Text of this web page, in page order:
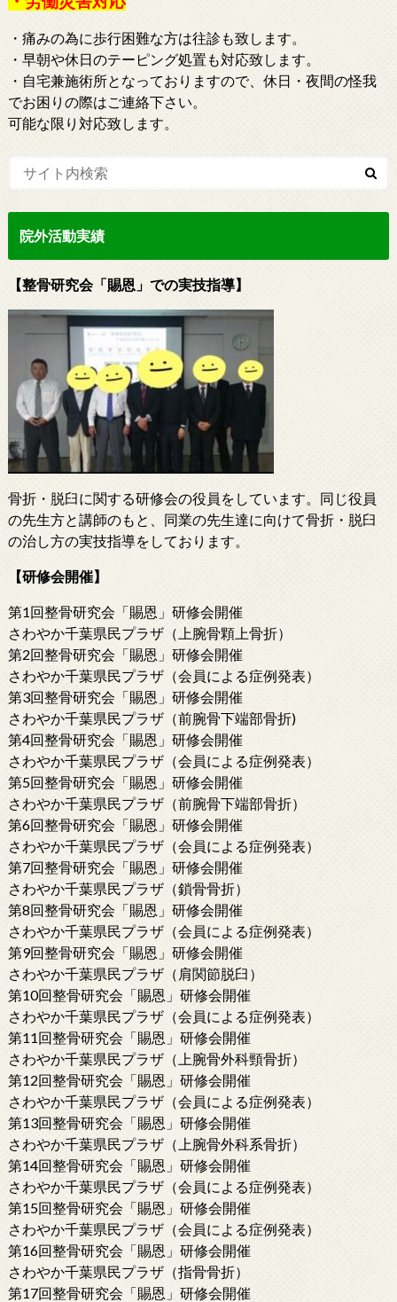
・痛みの為に歩行困難な方は往診も致します。
・早朝や休日のテーピング処置も対応致します。
・自宅兼施術所となっておりますので、休日・夜間の怪我
でお困りの際はご連絡下さい。
可能な限り対応致します。
院外活動実績
【整骨研究会「賜恩」での実技指導】
骨折・脱臼に関する研修会の役員をしています。同じ役員
の先生方と講師のもと、同業の先生達に向けて骨折・脱臼
の治し方の実技指導をしております。
【研修会開催】
第1回整骨研究会「賜恩」研修会開催
さわやか千葉県民プラザ（上腕骨顆上骨折）
第2回整骨研究会「賜恩」研修会開催
さわやか千葉県民プラザ（会員による症例発表）
第3回整骨研究会「賜恩」研修会開催
さわやか千葉県民プラザ（前腕骨下端部骨折)
第4回整骨研究会「賜恩」研修会開催
さわやか千葉県民プラザ（会員による症例発表）
第5回整骨研究会「賜恩」研修会開催
さわやか千葉県民プラザ（前腕骨下端部骨折）
第6回整骨研究会「賜恩」研修会開催
さわやか千葉県民プラザ（会員による症例発表）
第7回整骨研究会「賜恩」研修会開催
さわやか千葉県民プラザ（鎖骨骨折）
第8回整骨研究会「賜恩」研修会開催
さわやか千葉県民プラザ（会員による症例発表）
第9回整骨研究会「賜恩」研修会開催
さわやか千葉県民プラザ（肩関節脱臼）
第10回整骨研究会「賜恩」研修会開催
さわやか千葉県民プラザ（会員による症例発表）
第11回整骨研究会「賜恩」研修会開催
さわやか千葉県民プラザ（上腕骨外科頸骨折）
第12回整骨研究会「賜恩」研修会開催
さわやか千葉県民プラザ（会員による症例発表）
第13回整骨研究会「賜恩」研修会開催
さわやか千葉県民プラザ（上腕骨外科系骨折）
第14回整骨研究会「賜恩」研修会開催
さわやか千葉県民プラザ（会員による症例発表）
第15回整骨研究会「賜恩」研修会開催
さわやか千葉県民プラザ（会員による症例発表）
第16回整骨研究会「賜恩」研修会開催
さわやか千葉県民プラザ（指骨骨折）
第17回整骨研究会「賜恩」研修会開催